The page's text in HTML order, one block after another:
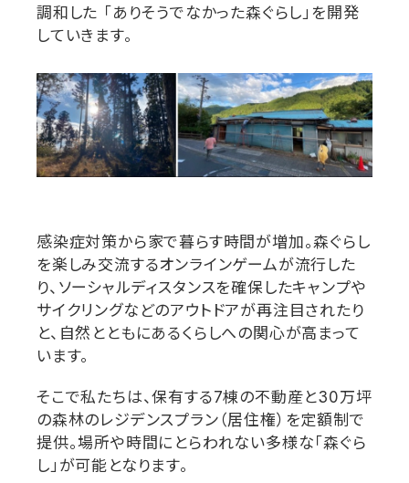
調和した 「ありそうでなかった森ぐらし」を開発
していきます。
感染症対策から家で暮らす時間が増加。森ぐらし
を楽しみ交流するオンラインゲームが流行した
り、ソーシャルディスタンスを確保したキャンプや
サイクリングなどのアウトドアが再注目されたり
と、自然とともにあるくらしへの関心が高まって
います。
そこで私たちは、保有する7棟の不動産と30万坪
の森林のレジデンスプラン（居住権）を定額制で
提供。場所や時間にとらわれない多様な「森ぐら
し」が可能となります。